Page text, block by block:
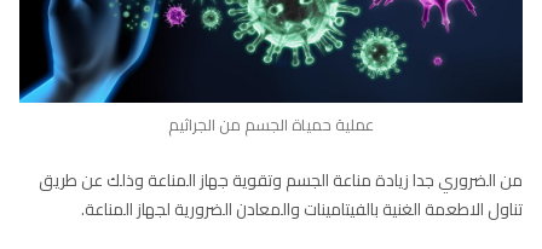
عملية حمياة الجسم من الجراثيم
من الضروري جدا زيادة مناعة الجسم وتقوية جهاز المناعة وذلك عن طريق
تناول الاطعمة الغنية بالفيتامينات والمعادن الضرورية لجهاز المناعة.